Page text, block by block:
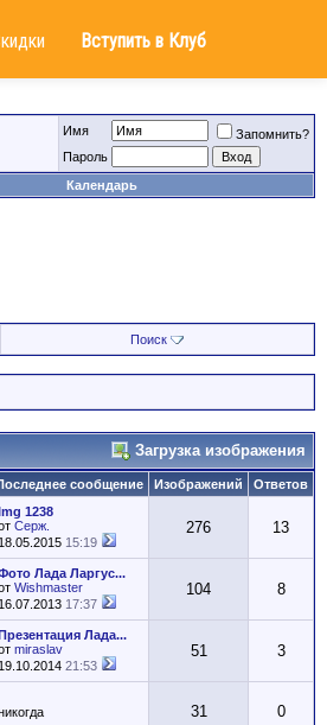
Вступить в Клуб
Имя
Запомнить?
Пароль
Календарь
Поиск
Загрузка изображения
сообщение Изображений Ответов
1238
Серж.
18.05.2015 15:19
276 13
Лада Ларгус...
Wishmaster
16.07.2013 17:37
104 8
Лада...
miraslav
19.10.2014 21:53
51 3
31 0